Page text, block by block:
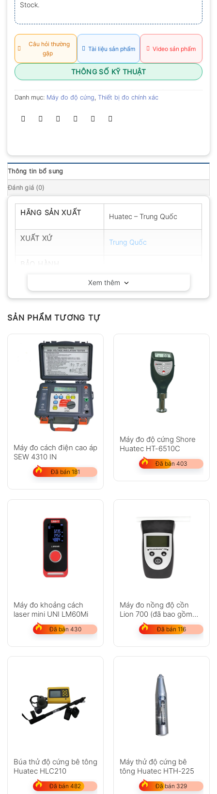
Stock.
Câu hỏi thường
gặp
Tài liệu sản phẩm Video sản phẩm
THÔNG SỐ KỸ THUẬT
Danh mục: Máy đo độ cứng, Thiết bị đo chính xác
Thông tin bổ sung
Đánh giá (0)
HÃNG SẢN XUẤT Huatec – Trung Quốc
XUẤT XỨ Trung Quốc
Xem thêm
SẢN PHẨM TƯƠNG TỰ
Máy đo cách điện cao áp
SEW 4310 IN
Đã bán 181
Máy đo độ cứng Shore
Huatec HT-6510C
Đã bán 403
Máy đo khoảng cách
laser mini UNI LM60Mi
Đã bán 430
Máy đo nồng độ cồn
Lion 700 (đã bao gồm
máy in)
Đã bán 116
Búa thử độ cứng bê tông
Huatec HLC210
Đã bán 482
Máy thử độ cứng bê
tông Huatec HTH-225
Đã bán 329